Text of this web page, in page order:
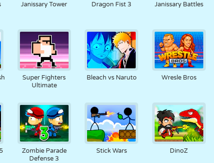
Janissary Tower Dragon Fist 3 Janissary Battles
Super Fighters
Ultimate
Bleach vs Naruto Wresle Bros
Zombie Parade
Defense 3
Stick Wars DinoZ